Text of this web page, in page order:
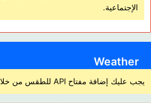
الإجتماعية.
Weather
يجب عليك إضافة مفتاح API للطقس من خلال صفحة إعدادات القالب > الدمج